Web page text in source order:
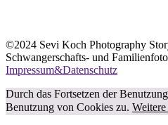
©2024 Sevi Koch Photography
Schwangerschafts- und
Impressum&Datenschutz
Durch das Fortsetzen der
Benutzung von Cookies zu.